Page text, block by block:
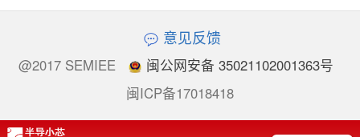
意见反馈
@2017 SEMIEE
闽公网安备 35021102001363号
闽ICP备17018418